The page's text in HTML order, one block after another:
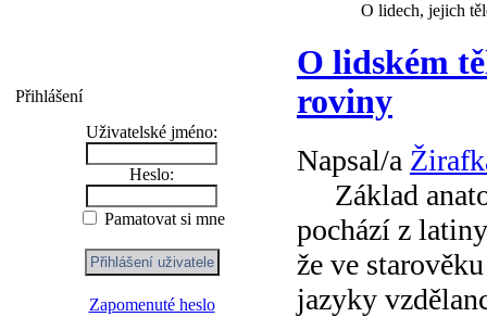
Přihlášení
Uživatelské jméno:
Heslo:
Pamatovat si mne
Zapomenuté heslo
O lidech, jejich
O lidském
roviny
Napsal/a
Základ
pochází z
že ve
jazyky